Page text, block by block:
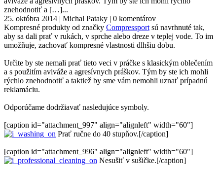
znehodnotiť a […]...
25. októbra 2014 | Michal Pataky | 0 komentárov
Kompresné produkty od značky Compressport sú navrhnuté tak,
aby sa dali prať v rukách, v sprche alebo dreze v teplej vode. To im
umožňuje, zachovať kompresné vlastnosti dlhšiu dobu.
Určite by ste nemali prať tieto veci v práčke s klasickým oblečením
a s použitím aviváže a agresívnych práškov. Tým by ste ich mohli
rýchlo znehodnotiť a taktiež by sme vám nemohli uznať prípadnú
reklamáciu.
Odporúčame dodržiavať nasledujúce symboly.
[caption id="attachment_997" align="alignleft" width="60"]
Prať ručne do 40 stupňov.[/caption]
[caption id="attachment_996" align="alignleft" width="60"]
Nesušiť v sušičke.[/caption]